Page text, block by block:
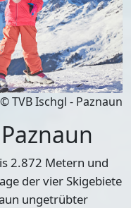
TVB Ischgl - Paznaun
2.872 Metern und
der vier Skigebiete
ungetrübter